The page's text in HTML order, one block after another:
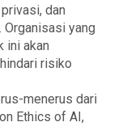
dan
Organisasi yang
ini akan
risiko
menerus dari
Ethics of AI,